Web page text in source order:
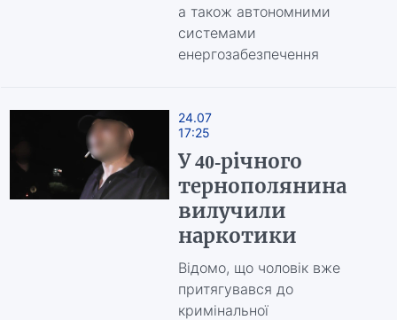
а також автономними
системами
енергозабезпечення
24.07
17:25
У 40-річного
тернополянина
вилучили
наркотики
Відомо, що чоловік вже
притягувався до
кримінальної